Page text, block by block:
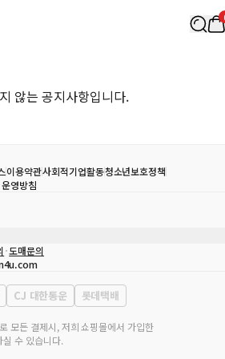
않는 공지사항입니다.
이용약관사회적기업활동청소년보호정책
영방침
남-02223
도매문의
CJ 대한통운 롯데택배
모든 결제시, 저희 쇼핑몰에서 가입한
수 있습니다.